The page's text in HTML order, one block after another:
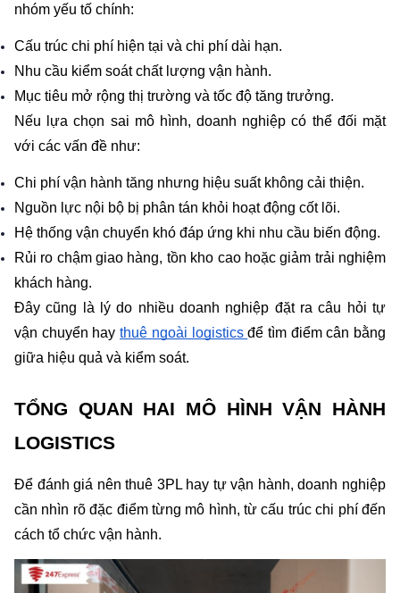
nhóm yếu tố chính:
Cấu trúc chi phí hiện tại và chi phí dài hạn.
Nhu cầu kiểm soát chất lượng vận hành.
Mục tiêu mở rộng thị trường và tốc độ tăng trưởng.
Nếu lựa chọn sai mô hình, doanh nghiệp có thể đối mặt
với các vấn đề như:
Chi phí vận hành tăng nhưng hiệu suất không cải thiện.
Nguồn lực nội bộ bị phân tán khỏi hoạt động cốt lõi.
Hệ thống vận chuyển khó đáp ứng khi nhu cầu biến động.
Rủi ro chậm giao hàng, tồn kho cao hoặc giảm trải nghiệm
khách hàng.
Đây cũng là lý do nhiều doanh nghiệp đặt ra câu hỏi tự
vận chuyển hay thuê ngoài logistics để tìm điểm cân bằng
giữa hiệu quả và kiểm soát.
TỔNG QUAN HAI MÔ HÌNH VẬN HÀNH
LOGISTICS
Để đánh giá nên thuê 3PL hay tự vận hành, doanh nghiệp
cần nhìn rõ đặc điểm từng mô hình, từ cấu trúc chi phí đến
cách tổ chức vận hành.